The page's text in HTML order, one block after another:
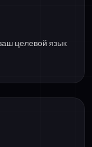
целевой язык